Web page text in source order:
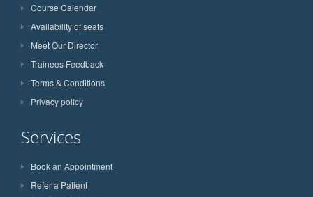
Course Calendar
Availability of seats
Meet Our Director
Trainees Feedback
Terms & Conditions
Privacy policy
Services
Book an Appointment
Refer a Patient